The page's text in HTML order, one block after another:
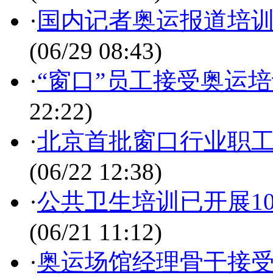
· 国内记者奥运报道培
(06/29 08:43)
·“窗口”员工接受奥运
22:22)
·北京首批窗口行业职
(06/22 12:38)
·公共卫生培训已开展
(06/21 11:12)
·奥运场馆经理骨干接